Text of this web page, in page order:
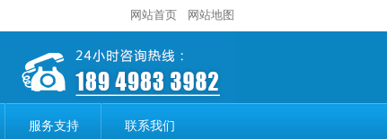
网站首页 网站地图
服务支持 联系我们